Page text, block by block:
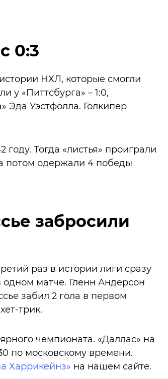
0:3
НХЛ, которые смогли
у «Питтсбурга» – 1:0,
Эда Уэстфолла. Голкипер
Тогда «листья» проиграли
потом одержали 4 победы
забросили
раз в истории лиги сразу
матче. Гленн Андерсон
забил 2 гола в первом
трик.
чемпионата. «Даллас» на
по московскому времени.
Харрикейнз» на нашем сайте.